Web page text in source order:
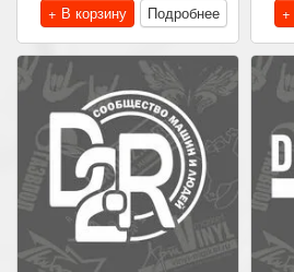
+ В корзину
Подробнее
+